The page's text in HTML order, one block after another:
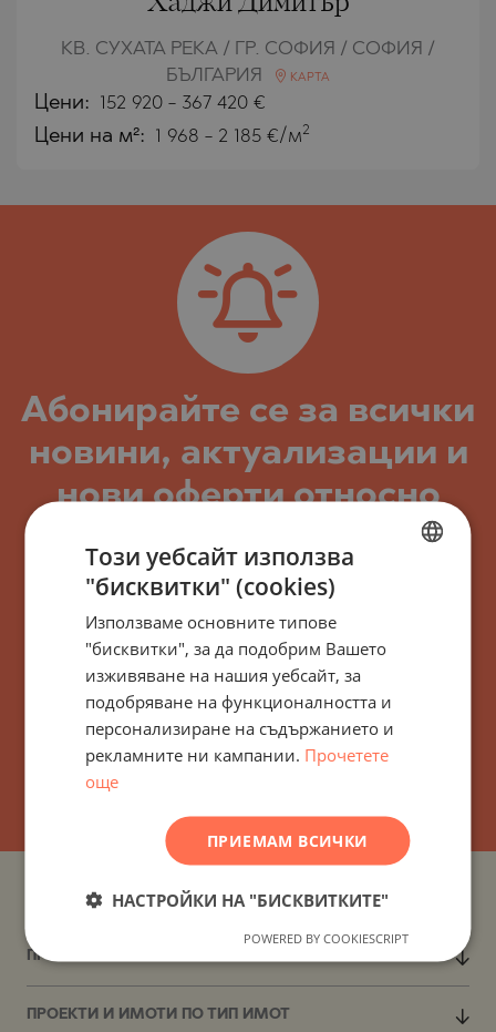
КВ. СУХАТА РЕКА / ГР. СОФИЯ / СОФИЯ /
БЪЛГАРИЯ
КАРТА
Цени: 152 920 - 367 420 €
Цени на м²: 1 968 - 2 185 €/м2
Абонирайте се за всички
новини, актуализации и
нови оферти относно
сграда/комплекс
Stonehard-Сухата
река-1805 София,
България
ПРОЕКТИ И ИМОТИ ПО ДЪРЖАВИ
ПРОЕКТИ И ИМОТИ ПО НАСЕЛЕНИ МЕСТА
ПРОЕКТИ И ИМОТИ ПО ТИП ИМОТ
GERMAN
FRENCH
ROMANIAN
SERBIAN
Този уебсайт използва
"бисквитки" (cookies)
Използваме основните типове
"бисквитки", за да подобрим Вашето
изживяване на нашия уебсайт, за
подобряване на функционалността и
персонализиране на съдържанието и
рекламните ни кампании. Прочетете
още
ПРИЕМАМ ВСИЧКИ
НАСТРОЙКИ НА "БИСКВИТКИТЕ"
POWERED BY COOKIESCRIPT